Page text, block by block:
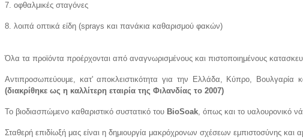
7. οφθαλμικές σταγόνες
8. λοιπά οπτικά είδη (sprays και πανάκια καθαρισμού φακών)
Όλα τα προϊόντα προέρχονται από αναγνωρισμένους και πιστοποιημένους
Αντιπροσωπεύουμε, κατ' αποκλειστικότητα για την Ελλάδα, Κύπρο, Βουλγαρία
(διακρίθηκε ως η καλλίτερη εταιρία της Φιλανδίας το 2007)
Το βιοδιασπώμενο καθαριστικό συστατικό του BioSoak, όπως και το υαλουρονικό
Σταθερή επιδίωξή μας είναι η δημιουργία μακρόχρονων σχέσεων εμπιστοσύνης και